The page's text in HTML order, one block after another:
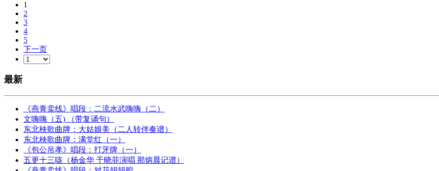
1
2
3
4
5
下一页
最新
《燕青卖线》唱段：二流水武嗨嗨（二）
文嗨嗨（五) （带复诵句）
东北秧歌曲牌：大姑娘美（二人转伴奏谱）
东北秧歌曲牌：满堂红（一）
《包公吊孝》唱段：打牙牌（一）
五更十三咳（杨金华 于晓菲演唱 那炳晨记谱）